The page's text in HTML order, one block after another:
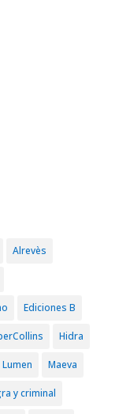
Alrevès
Ediciones B
Hidra
Lumen Maeva
y criminal